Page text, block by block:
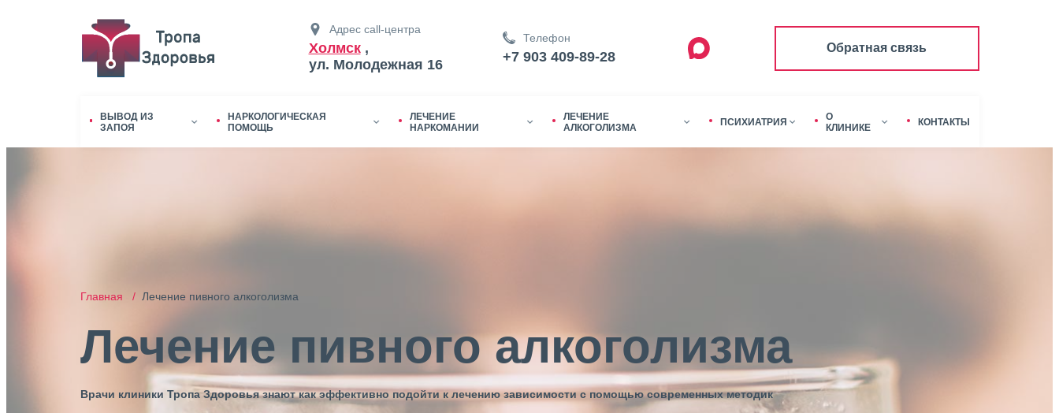
Адрес call-центра
Холмск,
ул. Молодежная 16
Телефон
+7 903 409-89-28
Обратная связь
ВЫВОД ИЗ
ЗАПОЯ
НАРКОЛОГИЧЕСКАЯ
ПОМОЩЬ
ЛЕЧЕНИЕ
НАРКОМАНИИ
ЛЕЧЕНИЕ
АЛКОГОЛИЗМА
ПСИХИАТРИЯ
О
КЛИНИКЕ
КОНТАКТЫ
Главная / Лечение пивного алкоголизма
Лечение пивного алкоголизма
Врачи клиники Тропа Здоровья знают как эффективно подойти к лечению зависимости с помощью современных методик